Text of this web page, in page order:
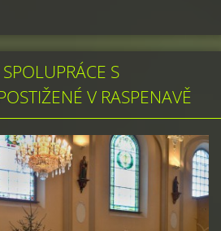
S
V RASPENAVĚ